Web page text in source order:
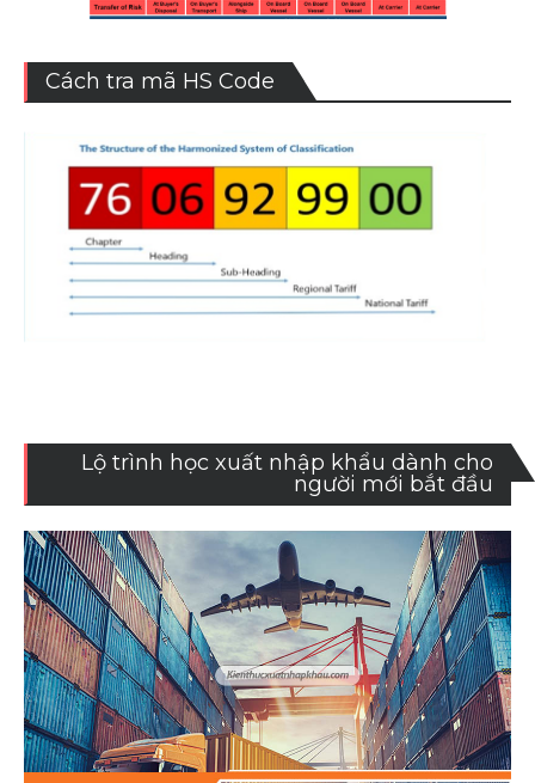
Cách tra mã HS Code
Lộ trình học xuất nhập khẩu dành cho
người mới bắt đầu